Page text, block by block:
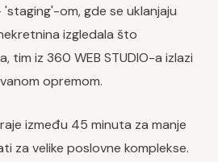
om, gde se uklanjaju
izgledala što
tim iz 360 WEB STUDIO-a izlazi
opremom.
između 45 minuta za manje
za velike poslovne komplekse.